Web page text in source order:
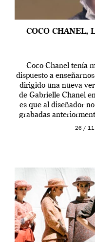
COCO CHANEL,
Coco Chanel tenía
dispuesto a
dirigido una nueva
de Gabrielle Chanel
es que al diseñador
grabadas
McLaine ni
26 /